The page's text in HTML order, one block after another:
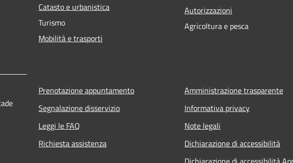
Catasto e urbanistica
Turismo
Mobilità e trasporti
Autorizzazioni
Agricoltura e pesca
Prenotazione appuntamento
Segnalazione disservizio
Leggi le FAQ
Richiesta assistenza
Amministrazione trasparente
Informativa privacy
Note legali
Dichiarazione di accessibilità